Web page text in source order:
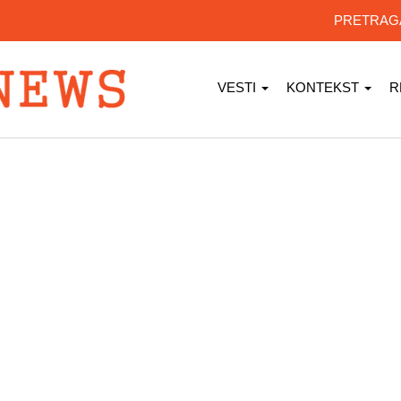
VESTI KONTEKST